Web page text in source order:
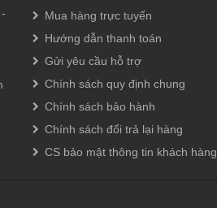
Mua hàng trực tuyến
Hướng dẫn thanh toán
Gửi yêu cầu hỗ trợ
Chính sách quy định chung
Chính sách bảo hành
Chính sách đổi trả lại hàng
CS bảo mật thông tin khách hàng